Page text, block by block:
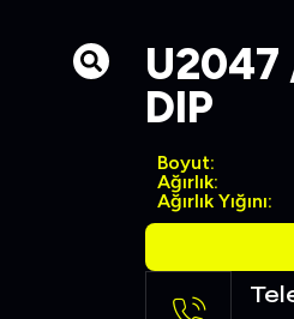
U2047
DIP
Boyut:
Ağırlık:
Ağırlık Yığını: